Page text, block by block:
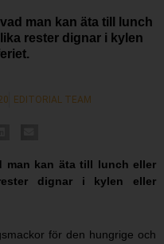
man kan äta till lunch
rester dignar i kylen
EDITORIAL TEAM
man kan äta till lunch eller
dignar i kylen eller
för den hungrige och